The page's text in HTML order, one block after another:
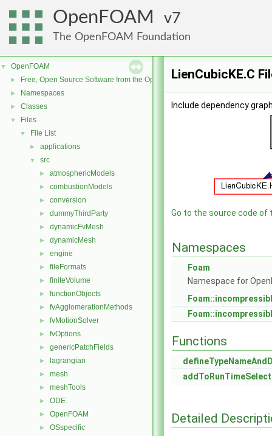
OpenFOAM 7
The OpenFOAM Foundation
▼ OpenFOAM
► Free, Open Source Software from the OpenFOAM Foundation
► Namespaces
► Classes
▼ Files
▼ File List
► applications
▼ src
► atmosphericModels
► combustionModels
► conversion
► dummyThirdParty
► dynamicFvMesh
► dynamicMesh
► engine
► fileFormats
► finiteVolume
► functionObjects
► fvAgglomerationMethods
► fvMotionSolver
► fvOptions
► genericPatchFields
► lagrangian
► mesh
► meshTools
► ODE
► OpenFOAM
► OSspecific
LienCubicKE.C
Include dependency
Go to the source code of
Namespaces
Foam
Namespace for
Functions
Detailed